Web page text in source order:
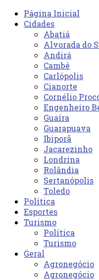
Página Inicial
Cidades
Abatiá
Alvorada do
Andirá
Cambé
Carlópolis
Cianorte
Cornélio
Engenheiro
Guaíra
Guarapuava
Ibiporã
Jacarezinho
Londrina
Rolândia
Sertanópolis
Toledo
Política
Esportes
Turismo
Política
Turismo
Geral
Agronegócio
Agronegócio